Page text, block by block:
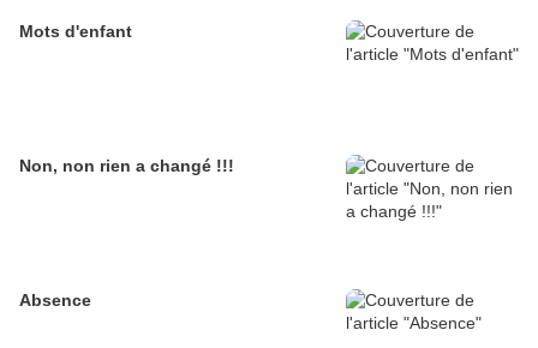
Mots d'enfant
Non, non rien a changé !!!
Absence